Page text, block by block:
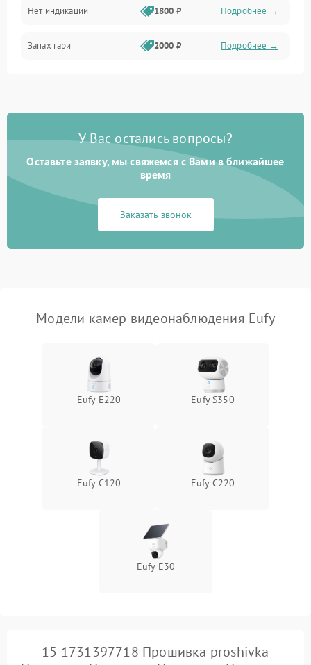
Нет индикации 1800 ₽ Подробнее →
Запах гари 2000 ₽ Подробнее →
У Вас остались вопросы?
Оставьте заявку, мы свяжемся с Вами в ближайшее
время
Заказать звонок
Модели камер видеонаблюдения Eufy
Eufy E220 Eufy S350
Eufy C120 Eufy C220
Eufy E30
15 1731397718 Прошивка proshivka